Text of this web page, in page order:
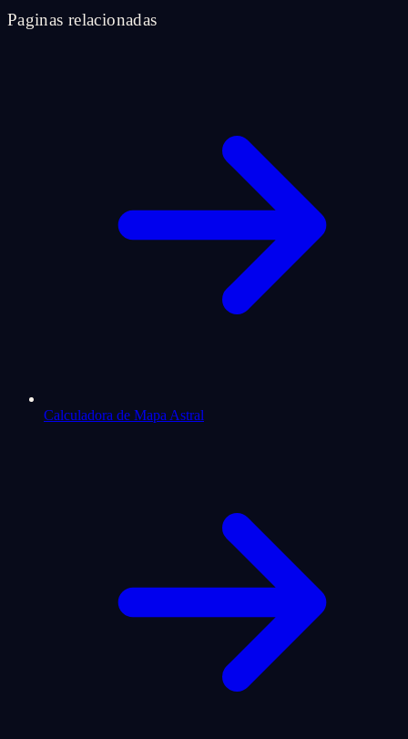
Paginas relacionadas
Calculadora de Mapa Astral